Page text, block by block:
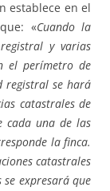
establece en el
«Cuando la
y varias
el perímetro de
registral se hará
catastrales de
cada una de las
la finca.
catastrales
expresará que